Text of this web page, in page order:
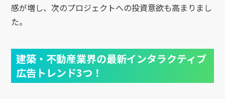
感が増し、次のプロジェクトへの投資意欲も高まりまし
た。
建築・不動産業界の最新インタラクティブ
広告トレンド3つ！